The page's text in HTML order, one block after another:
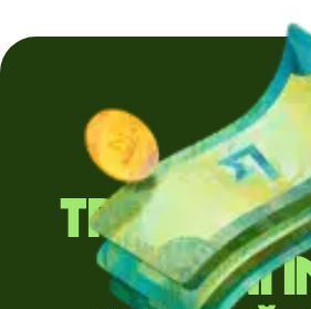
Trimiți
bani